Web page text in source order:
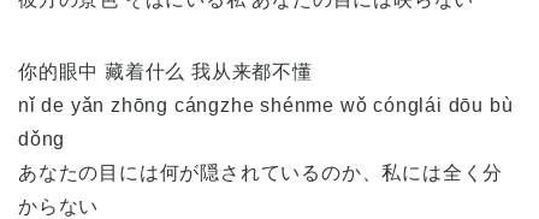
你的眼中 藏着什么 我从来都不懂
nǐ de yǎn zhōng cángzhe shénme wǒ cónglái dōu bù
dǒng
あなたの目には何が隠されているのか、私には全く分
からない